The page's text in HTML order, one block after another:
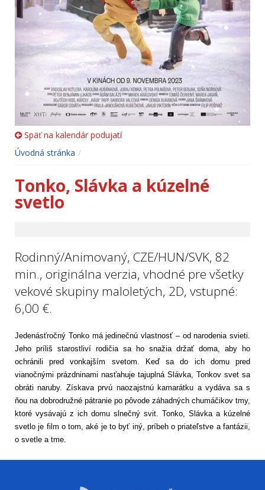
Späť na kalendár podujatí
Úvodná stránka
Tonko, Slávka a kúzelné
svetlo
Rodinný/Animovaný, CZE/HUN/SVK, 82
min., originálna verzia, vhodné pre všetky
vekové skupiny maloletých, 2D, vstupné:
6,00 €.
Jedenásťročný Tonko má jedinečnú vlastnosť – od narodenia svieti.
Jeho príliš starostliví rodičia sa ho snažia držať doma, aby ho
ochránili pred vonkajším svetom. Keď sa do ich domu pred
vianočnými prázdninami nasťahuje tajuplná Slávka, Tonkov svet sa
obráti naruby. Získava prvú naozajstnú kamarátku a vydáva sa s
ňou na dobrodružné pátranie po pôvode záhadných chumáčikov tmy,
ktoré vysávajú z ich domu slnečný svit. Tonko, Slávka a kúzelné
svetlo je film o tom, aké je to byť iný, príbeh o priateľstve a fantázii,
o svetle a tme.